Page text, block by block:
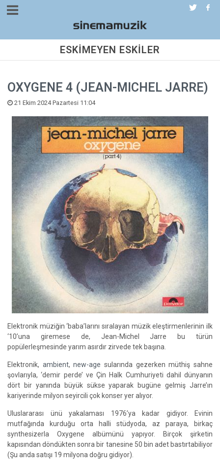
ESKİMEYEN ESKİLER
OXYGENE 4 (JEAN-MICHEL JARRE)
21 Ekim 2024 Pazartesi 11:04
Elektronik müziğin ‘baba’larını sıralayan müzik eleştirmenlerinin ilk
‘10’una giremese de, Jean-Michel Jarre bu türün
popülerleşmesinde yarım asırdır zirvede tek başına.
Elektronik, ambient,new-age sularında gezerken müthiş sahne
şovlarıyla, ‘demir perde’ ve Çin Halk Cumhuriyeti dahil dünyanın
dört bir yanında büyük sükse yaparak bugüne gelmiş Jarre’ın
kariyerinde milyon seyircili çok konser yer alıyor.
Uluslararası ünü yakalaması 1976’ya kadar gidiyor. Evinin
mutfağında kurduğu orta halli stüdyoda, az paraya, birkaç
synthesizerla Oxygene albümünü yapıyor. Birçok şirketin
kapısından döndükten sonra bir tanesine 50 bin adet bastırtabiliyor
(Şu anda satışı 19 milyona doğru gidiyor).